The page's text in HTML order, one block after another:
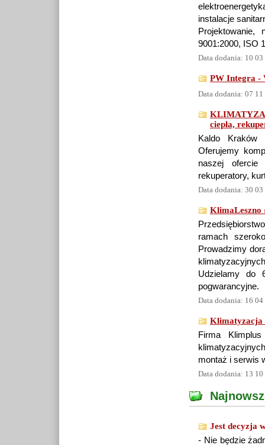
instalacje
Projektowanie,
9001:2000, ISO
Data dodania: 10
PW Integra -
Data dodania: 07
ciepła,
Kaldo Kraków
Oferujemy
naszej ofercie
rekuperatory,
Data dodania: 30
KlimaLeszno
ramach
Prowadzimy
Udzielamy do
pogwarancyjne.
Data dodania: 16
Klimatyzacja
Firma
montaż i serwis
Data dodania: 13
Jest decyzja
- Nie będzie